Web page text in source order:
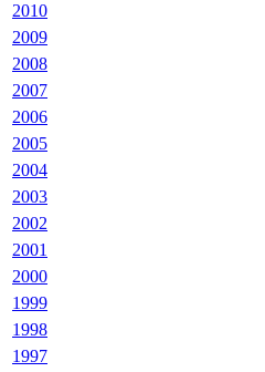
2010
2009
2008
2007
2006
2005
2004
2003
2002
2001
2000
1999
1998
1997